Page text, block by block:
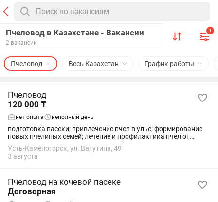
Пчеловод в Казахстане - Вакансии
2 вакансии
1
Весь Казахстан
Пчеловод График работы
Пчеловод
120 000 ₸
нет опыта неполный день
подготовка пасеки; привлечение пчел в улье; формирование
новых пчелиных семей; лечение и профилактика пчел от
болезней; сбор меда и других продуктов, производимых
насекомыми; поддержание ульев в...
Усть-Каменогорск, ул. Ватутина, 49
3 августа
Пчеловод на кочевой пасеке
Договорная